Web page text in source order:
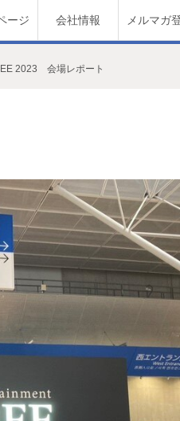
ージ 会社情報 メルマガ
2023 会場レポート